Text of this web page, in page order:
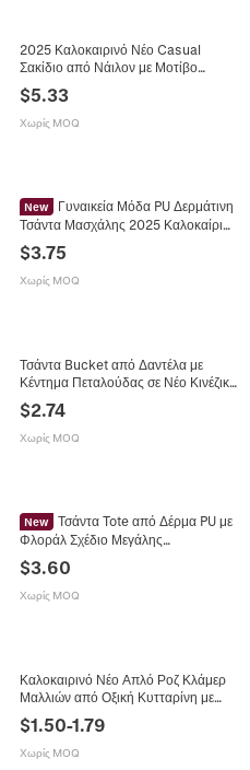
2025 Καλοκαιρινό Νέο Casual
Σακίδιο από Νάιλον με Μοτίβο
Πεταλούδας Μεγάλης
Χωρητικότητας για Γυναίκες
Μαθητές Ελαφρύ Σχολικό
$5.33
Χωρίς MOQ
New
Γυναικεία Μόδα PU Δερμάτινη
Τσάντα Μασχάλης 2025 Καλοκαίρι
Νέα Απλή Μικρή Τσάντα Ώμου με
Καπάκι και Χρυσή Μεταλλική
Κλειδαριά Μόδα
$3.75
Χωρίς MOQ
Τσάντα Bucket από Δαντέλα με
Κέντημα Πεταλούδας σε Νέο Κινέζικο
Στυλ για Γυναίκες Καλοκαιρινή
Τσάντα Χιαστί Κομψή Τσάντα Χειρός
$2.74
Χωρίς MOQ
New
Τσάντα Tote από Δέρμα PU με
Φλοράλ Σχέδιο Μεγάλης
Χωρητικότητας για Γυναίκες
Καλοκαιρινή Νέα Μόδα Φλοράλ
Τσάντα Ώμου Casual Τσάντα
$3.60
Χωρίς MOQ
Καλοκαιρινό Νέο Απλό Ροζ Κλάμερ
Μαλλιών από Οξική Κυτταρίνη με
Γεωμετρικό Τριγωνικό Αξεσουάρ
$1.50-1.79
Χωρίς MOQ